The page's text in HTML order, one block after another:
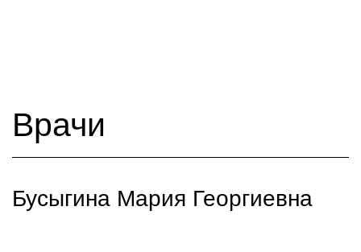
Врачи
Бусыгина Мария Георгиевна